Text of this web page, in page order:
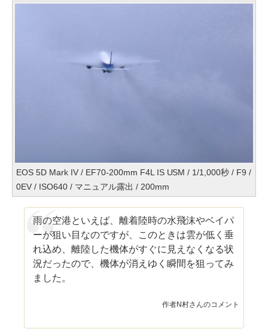
EOS 5D Mark IV / EF70-200mm F4L IS USM / 1/1,000秒 / F9 /
0EV / ISO640 / マニュアル露出 / 200mm
雨の空港といえば、離着陸時の水飛沫やベイパ
ーが狙い目なのですが、このときは雲が低く垂
れ込め、離陸した機体がすぐに見えなくなる状
況だったので、機体が消えゆく瞬間を狙ってみ
ました。
作者N村さんのコメント